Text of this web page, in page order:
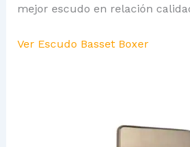
mejor escudo en relación
Ver Escudo Basset Boxer